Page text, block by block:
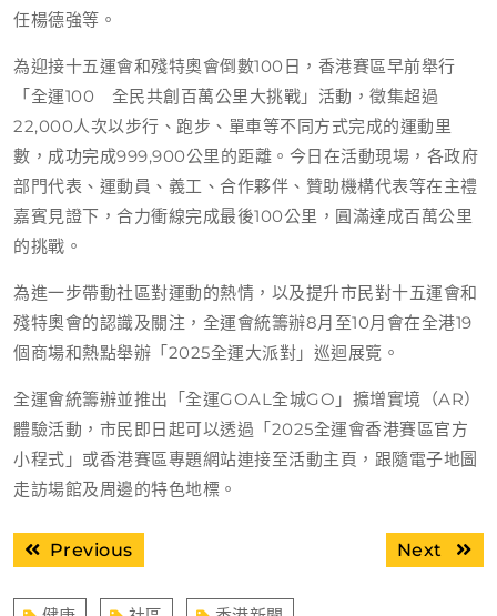
任楊德強等。
為迎接十五運會和殘特奧會倒數100日，香港賽區早前舉行
「全運100 全民共創百萬公里大挑戰」活動，徵集超過
22,000人次以步行、跑步、單車等不同方式完成的運動里
數，成功完成999,900公里的距離。今日在活動現場，各政府
部門代表、運動員、義工、合作夥伴、贊助機構代表等在主禮
嘉賓見證下，合力衝線完成最後100公里，圓滿達成百萬公里
的挑戰。
為進一步帶動社區對運動的熱情，以及提升市民對十五運會和
殘特奧會的認識及關注，全運會統籌辦8月至10月會在全港19
個商場和熱點舉辦「 2025全運大派對 」巡迴展覽。
全運會統籌辦並推出「全運GOAL全城GO 」擴增實境（AR）
體驗活動，市民即日起可以透過「2025全運會香港賽區官方
小程式」或香港賽區專題網站連接至活動主頁，跟隨電子地圖
走訪場館及周邊的特色地標。
文
章
導
PreviousPrevious
Next
Next